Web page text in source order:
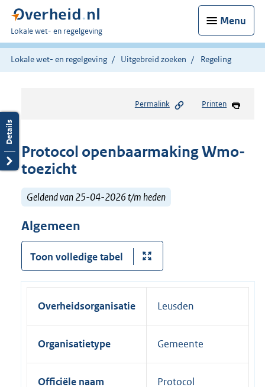
Menu
U
bent
hier:
Lokale wet- en regelgeving
Lokale wet- en regelgeving Uitgebreid zoeken Regeling
Permalink Printen
Protocol openbaarmaking Wmo-
toezicht
Geldend van 25-04-2026 t/m heden
Algemeen
Toon volledige tabel
Overheidsorganisatie Leusden
Organisatietype Gemeente
Officiële naam
Protocol